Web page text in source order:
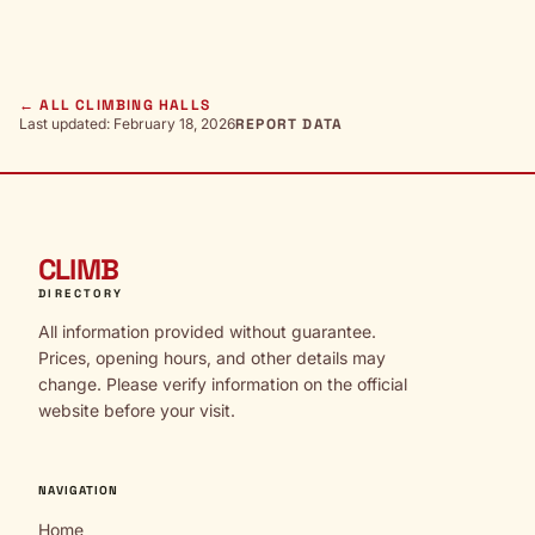
← ALL CLIMBING HALLS
Last updated: February 18, 2026REPORT DATA
CLIMB
DIRECTORY
All information provided without guarantee.
Prices, opening hours, and other details may
change. Please verify information on the official
website before your visit.
NAVIGATION
Home